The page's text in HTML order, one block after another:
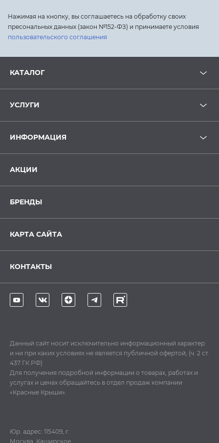
Нажимая на кнопку, вы соглашаетесь на обработку своих
пресональных данных (закон №152-ФЗ) и принимаете условия
пользовательского соглашения
КАТАЛОГ
УСЛУГИ
ИНФОРМАЦИЯ
АКЦИИ
БРЕНДЫ
КАРТА САЙТА
КОНТАКТЫ
Данный сайт носит исключительно информационный характер
и ни при каких условиях не является публичной офертой, (ч. 2 ст.
437 ГК РФ)
Для получения подробной информации о товарах, работах и
услугах и ценах обращайтесь в отдел продаж компании
«Красные Крыши».
Юр. адрес: 115409, г.
Москва, Каширское